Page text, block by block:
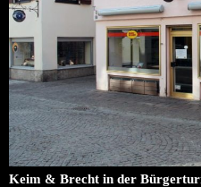
Keim & Brecht in der